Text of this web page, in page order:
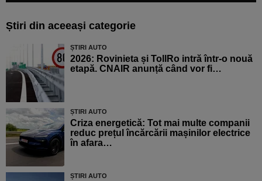
Știri din aceeași categorie
ȘTIRI AUTO
2026: Rovinieta și TollRo intră într-o nouă
etapă. CNAIR anunță când vor fi…
ȘTIRI AUTO
Criza energetică: Tot mai multe companii
reduc prețul încărcării mașinilor electrice
în afara…
ȘTIRI AUTO